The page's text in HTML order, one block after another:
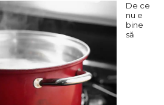
De ce
nu e
bine
să